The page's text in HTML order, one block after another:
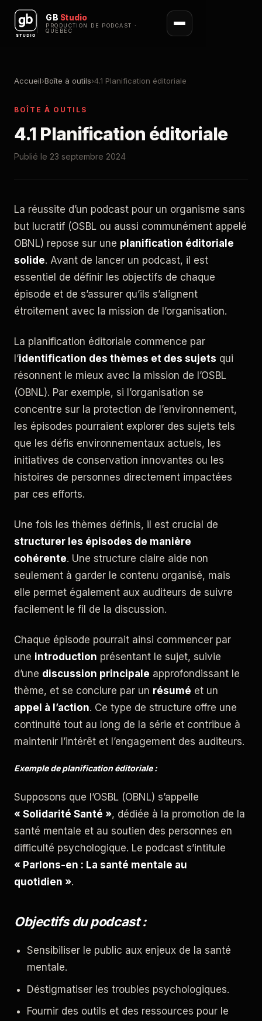
GB Studio
PRODUCTION DE PODCAST ·
QUÉBEC
Accueil›Boîte à outils›4.1 Planification éditoriale
BOÎTE À OUTILS
4.1 Planification éditoriale
Publié le 23 septembre 2024
La réussite d’un podcast pour un organisme sans
but lucratif (OSBL ou aussi communément appelé
OBNL) repose sur une planification éditoriale
solide. Avant de lancer un podcast, il est
essentiel de définir les objectifs de chaque
épisode et de s’assurer qu’ils s’alignent
étroitement avec la mission de l’organisation.
La planification éditoriale commence par
l’identification des thèmes et des sujets qui
résonnent le mieux avec la mission de l’OSBL
(OBNL). Par exemple, si l’organisation se
concentre sur la protection de l’environnement,
les épisodes pourraient explorer des sujets tels
que les défis environnementaux actuels, les
initiatives de conservation innovantes ou les
histoires de personnes directement impactées
par ces efforts.
Une fois les thèmes définis, il est crucial de
structurer les épisodes de manière
cohérente. Une structure claire aide non
seulement à garder le contenu organisé, mais
elle permet également aux auditeurs de suivre
facilement le fil de la discussion.
Chaque épisode pourrait ainsi commencer par
une introduction présentant le sujet, suivie
d’une discussion principale approfondissant le
thème, et se conclure par un résumé et un
appel à l’action. Ce type de structure offre une
continuité tout au long de la série et contribue à
maintenir l’intérêt et l’engagement des auditeurs.
Exemple de planification éditoriale :
Supposons que l’OSBL (OBNL) s’appelle
« Solidarité Santé », dédiée à la promotion de la
santé mentale et au soutien des personnes en
difficulté psychologique. Le podcast s’intitule
« Parlons-en : La santé mentale au
quotidien ».
Objectifs du podcast :
Sensibiliser le public aux enjeux de la santé
mentale.
Déstigmatiser les troubles psychologiques.
Fournir des outils et des ressources pour le